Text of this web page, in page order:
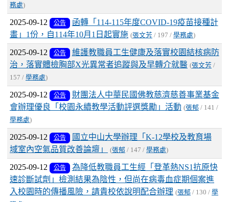
務處)
2025-09-12 公告
函轉「114-115年度COVID-19疫苗接種計
畫」1份，自114年10月1日起實施 (張文芳 / 197 / 學務處)
2025-09-12 公告
維護教職員工生健康及落實校園結核病防
治，落實體檢胸部X光異常者追蹤與及早轉介就醫 (張文芳 /
157 / 學務處)
2025-09-12 公告
財團法人中華民國佛教慈濟慈善事業基金
會辦理優良「校園永續教學活動評選獎勵」活動 (張郁 / 141 /
學務處)
2025-09-12 公告
國立中山大學辦理「K-12學校及教育場
域室內空氣品質改善論壇」
(張郁 / 147 / 學務處)
2025-09-12 公告
為降低教職員工生經「登革熱NS1抗原快
速診斷試劑」檢測結果為陰性，但尚在病毒血症期個案進
入校園時的傳播風險，請貴校依說明配合辦理 (張郁 / 130 / 學